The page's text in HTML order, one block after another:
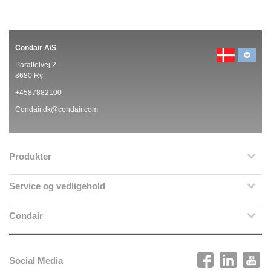
Condair A/S
Parallelvej 2
8680 Ry
+4587882100
Condair.dk@condair.com
Produkter
Service og vedligehold
Condair
Social Media